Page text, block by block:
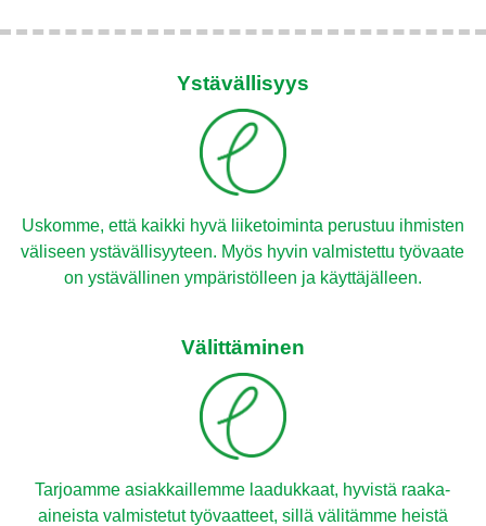
Ystävällisyys
Uskomme, että kaikki hyvä liiketoiminta perustuu ihmisten
väliseen ystävällisyyteen. Myös hyvin valmistettu työvaate
on ystävällinen ympäristölleen ja käyttäjälleen.
Välittäminen
Tarjoamme asiakkaillemme laadukkaat, hyvistä raaka-
aineista valmistetut työvaatteet, sillä välitämme heistä